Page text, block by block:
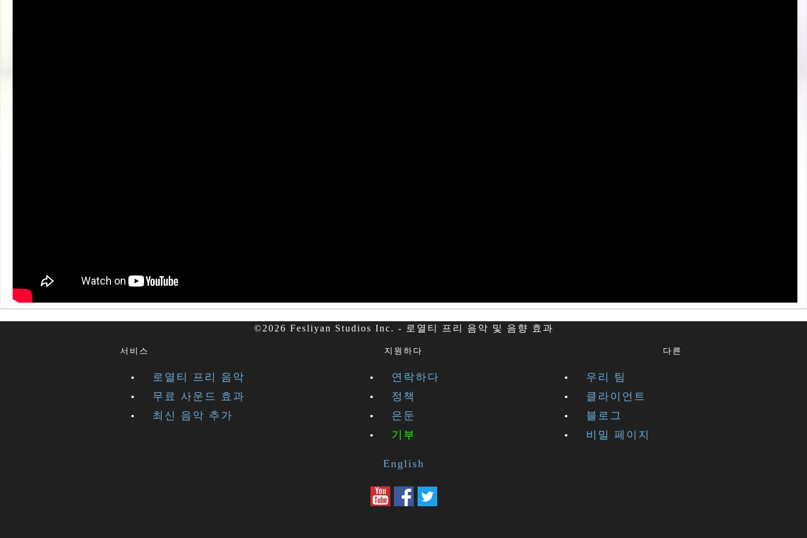
©2026 Fesliyan Studios Inc. - 로열티 프리 음악 및 음향 효과
서비스
로열티 프리 음악
무료 사운드 효과
최신 음악 추가
지원하다
연락하다
정책
은둔
기부
다른
우리 팀
클라이언트
블로그
비밀 페이지
English